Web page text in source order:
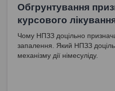
Обгрунтування
курсового
Чому НПЗЗ доцільно
запалення. Який НПЗЗ
механізму дії німесуліду.